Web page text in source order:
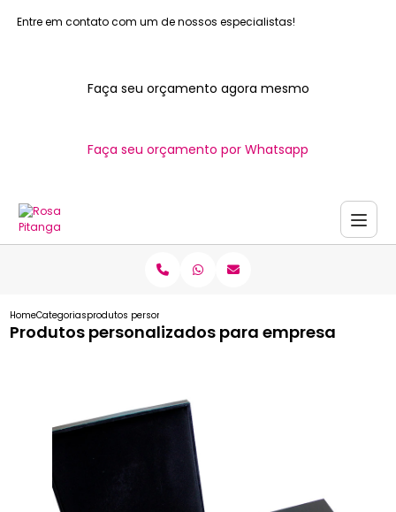
Entre em contato com um de nossos especialistas!
Faça seu orçamento agora mesmo
Faça seu orçamento por Whatsapp
HomeCategoriasprodutos personalizados empresa
Produtos personalizados para empresa